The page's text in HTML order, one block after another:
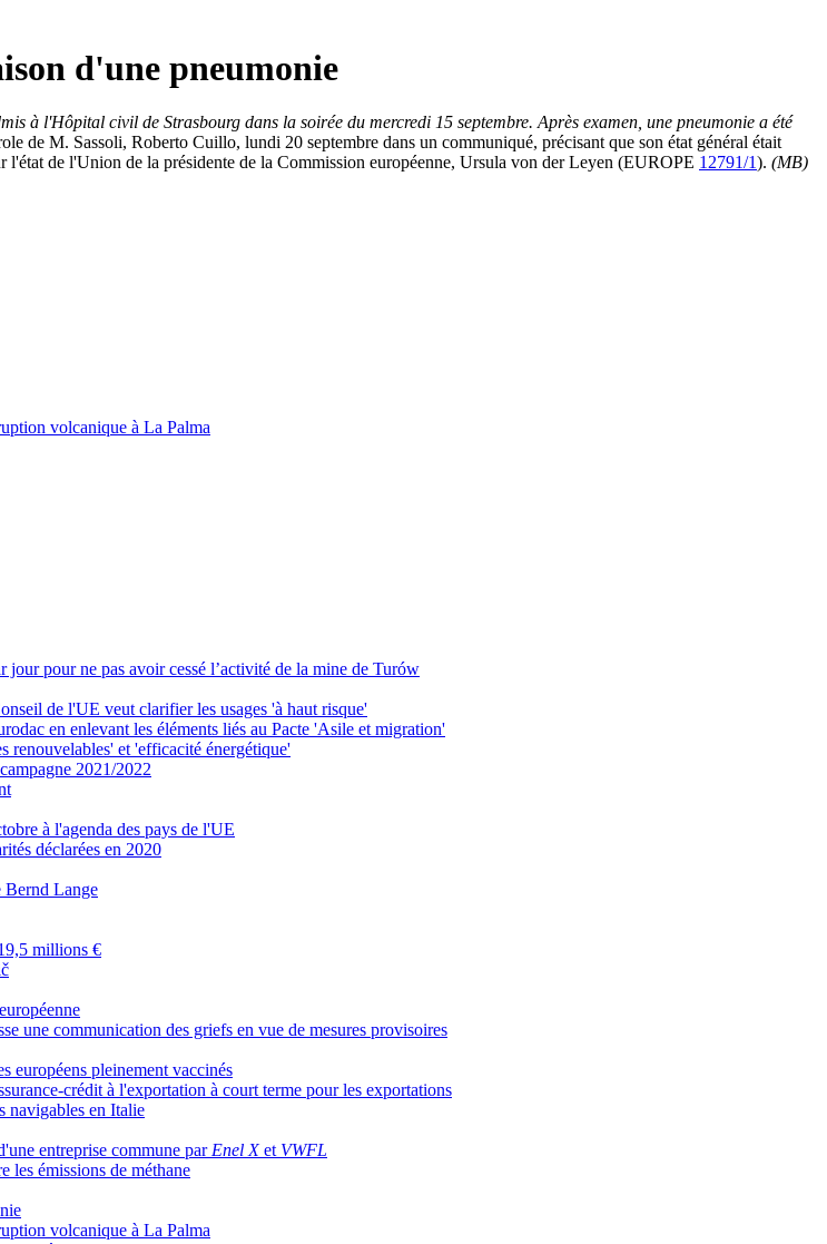
d'une pneumonie
à l'Hôpital civil de Strasbourg dans la soirée du mercredi 15 septembre. Après examen, une pneumonie a été
de M. Sassoli, Roberto Cuillo, lundi 20 septembre dans un communiqué, précisant que son état général était
l'état de l'Union de la présidente de la Commission européenne, Ursula von der Leyen (EUROPE 12791/1). (MB)
volcanique à La Palma
pour ne pas avoir cessé l’activité de la mine de Turów
de l'UE veut clarifier les usages 'à haut risque'
en enlevant les éléments liés au Pacte 'Asile et migration'
renouvelables' et 'efficacité énergétique'
2021/2022
à l'agenda des pays de l'UE
déclarées en 2020
Bernd Lange
millions €
une communication des griefs en vue de mesures provisoires
européens pleinement vaccinés
crédit à l'exportation à court terme pour les exportations
navigables en Italie
entreprise commune par Enel Xet VWFL
les émissions de méthane
volcanique à La Palma